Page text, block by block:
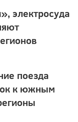
электросуда
поезда
к южным